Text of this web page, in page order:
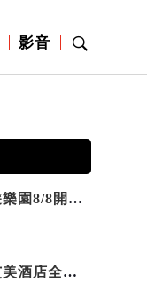
影音
高雄最大親子遊樂園8/8開幕！30項設施免費玩、YOYO家族嗨翻暑假
台北板橋馥華艾美酒店全新開幕 感官藝術策展打造旅居新風格